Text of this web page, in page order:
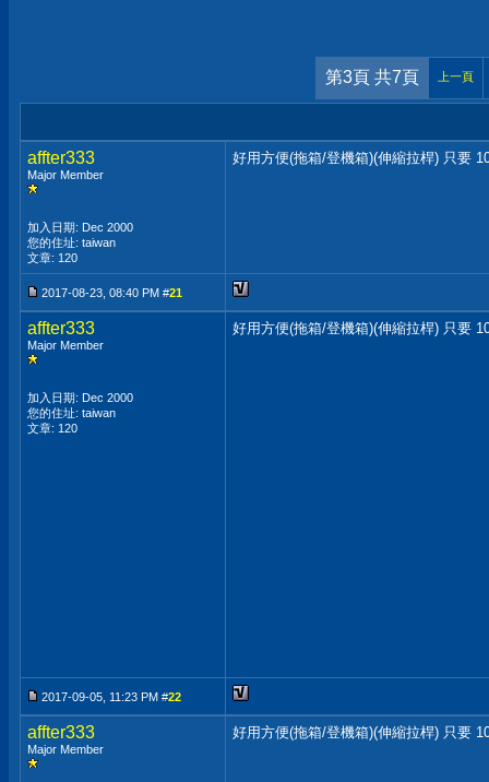
第3頁 共7頁 上一頁
affter333
Major Member
加入日期: Dec 2000
您的住址: taiwan
文章: 120
好用方便(拖箱/登機箱)(伸縮拉桿) 只要
2017-08-23, 08:40 PM #21
affter333
Major Member
加入日期: Dec 2000
您的住址: taiwan
文章: 120
好用方便(拖箱/登機箱)(伸縮拉桿) 只要
2017-09-05, 11:23 PM #22
affter333
Major Member
好用方便(拖箱/登機箱)(伸縮拉桿) 只要